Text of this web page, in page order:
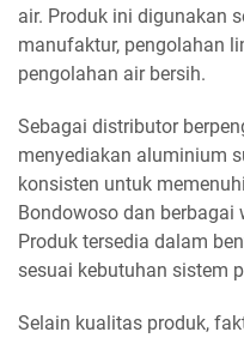
air. Produk ini digunakan
manufaktur, pengolahan
pengolahan air bersih.
Sebagai distributor
menyediakan aluminium
konsisten untuk
Bondowoso dan
Produk tersedia dalam
sesuai kebutuhan sistem
Selain kualitas produk,